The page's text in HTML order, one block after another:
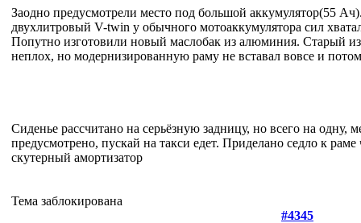
Заодно предусмотрели место под большой аккумулятор(55
двухлитровый V-twin у обычного мотоаккумулятора сил
Попутно изготовили новый маслобак из алюминия. Старый
неплох, но модернизированную раму не вставал вовсе и
Сиденье рассчитано на серьёзную задницу, но всего на одну,
предусмотрено, пускай на такси едет. Приделано седло к
скутерный амортизатор
Тема заблокирована
#4345